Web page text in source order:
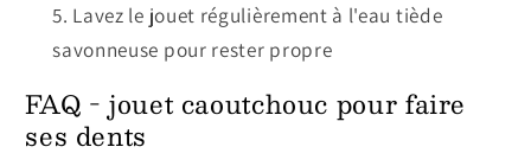
Lavez le jouet régulièrement à l'eau tiède
savonneuse pour rester propre
FAQ - jouet caoutchouc pour faire
ses dents